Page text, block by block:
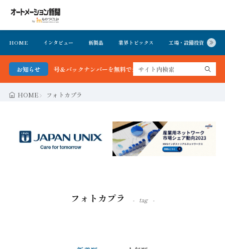
HOME インタビュー 新製品 業界トピックス 工場・設備投資
お知らせ
聞 最新号＆バックナンバーを無料で公開中 詳細はこちら
HOME フォトカプラ
フォトカプラ tag